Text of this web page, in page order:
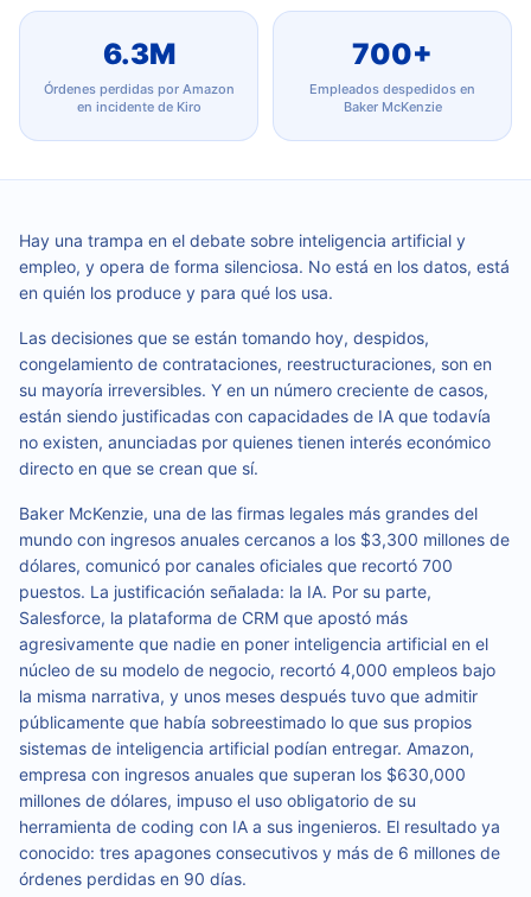
6.3M
Órdenes perdidas por Amazon
en incidente de Kiro
700+
Empleados despedidos en
Baker McKenzie
Hay una trampa en el debate sobre inteligencia artificial y
empleo, y opera de forma silenciosa. No está en los datos, está
en quién los produce y para qué los usa.
Las decisiones que se están tomando hoy, despidos,
congelamiento de contrataciones, reestructuraciones, son en
su mayoría irreversibles. Y en un número creciente de casos,
están siendo justificadas con capacidades de IA que todavía
no existen, anunciadas por quienes tienen interés económico
directo en que se crean que sí.
Baker McKenzie, una de las firmas legales más grandes del
mundo con ingresos anuales cercanos a los $3,300 millones de
dólares, comunicó por canales oficiales que recortó 700
puestos. La justificación señalada: la IA. Por su parte,
Salesforce, la plataforma de CRM que apostó más
agresivamente que nadie en poner inteligencia artificial en el
núcleo de su modelo de negocio, recortó 4,000 empleos bajo
la misma narrativa, y unos meses después tuvo que admitir
públicamente que había sobreestimado lo que sus propios
sistemas de inteligencia artificial podían entregar. Amazon,
empresa con ingresos anuales que superan los $630,000
millones de dólares, impuso el uso obligatorio de su
herramienta de coding con IA a sus ingenieros. El resultado ya
conocido: tres apagones consecutivos y más de 6 millones de
órdenes perdidas en 90 días.